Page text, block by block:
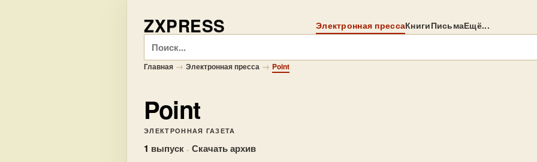
ZXPRESS Электронная прессаКнигиПисьмаЕщё...
Поиск
Главная → Электронная пресса → Point
Point
ЭЛЕКТРОННАЯ ГАЗЕТА
1 выпуск · Скачать архив